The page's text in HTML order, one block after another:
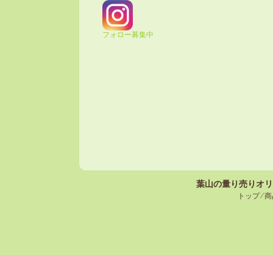
フォロー募集中
葉山の量り売りオ
トップ⁄